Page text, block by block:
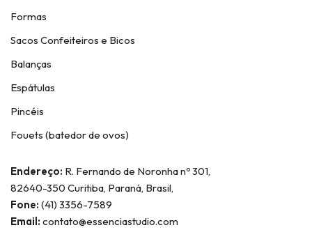
Formas
Sacos Confeiteiros e Bicos
Balanças
Espátulas
Pincéis
Fouets (batedor de ovos)
Endereço: R. Fernando de Noronha nº 301,
82640-350 Curitiba, Paraná, Brasil,
Fone: (41) 3356-7589
Email: contato@essenciastudio.com